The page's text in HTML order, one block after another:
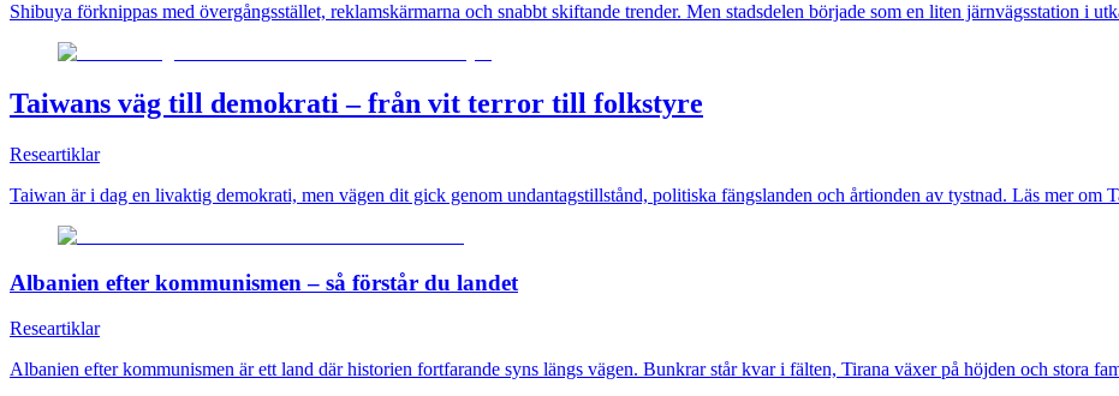
Shibuya förknippas med övergångsstället, reklamskärmarna och snabbt skiftande trender. Men stadsdelen började som en liten järnvägsstation i
Taiwans väg till demokrati – från vit terror till folkstyre
Researtiklar
Taiwan är i dag en livaktig demokrati, men vägen dit gick genom undantagstillstånd, politiska fängslanden och årtionden av tystnad. Läs mer om
Albanien efter kommunismen – så förstår du landet
Researtiklar
Albanien efter kommunismen är ett land där historien fortfarande syns längs vägen. Bunkrar står kvar i fälten, Tirana växer på höjden och stora